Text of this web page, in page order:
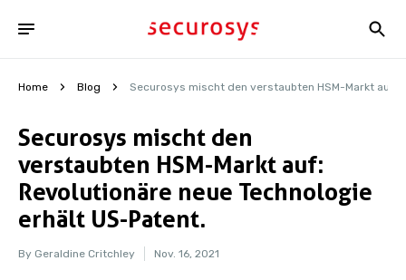
Home Blog Securosys mischt den verstaubten HSM-Markt auf:
Securosys mischt den
verstaubten HSM-Markt auf:
Revolutionäre neue Technologie
erhält US-Patent.
By Geraldine Critchley Nov. 16, 2021